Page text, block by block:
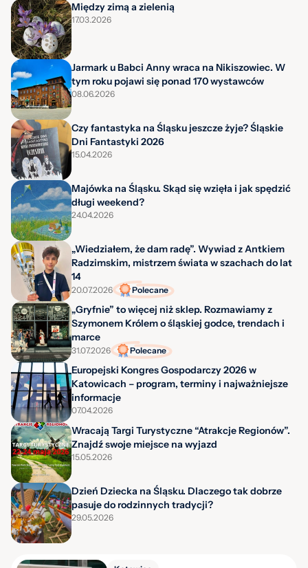
Między zimą a zielenią
17.03.2026
Jarmark u Babci Anny wraca na Nikiszowiec. W
tym roku pojawi się ponad 170 wystawców
08.06.2026
Czy fantastyka na Śląsku jeszcze żyje? Śląskie
Dni Fantastyki 2026
15.04.2026
Majówka na Śląsku. Skąd się wzięła i jak spędzić
długi weekend?
24.04.2026
„Wiedziałem, że dam radę”. Wywiad z Antkiem
Radzimskim, mistrzem świata w szachach do lat
14
20.07.2026 Polecane
„Gryfnie” to więcej niż sklep. Rozmawiamy z
Szymonem Królem o śląskiej godce, trendach i
marce
31.07.2026 Polecane
Europejski Kongres Gospodarczy 2026 w
Katowicach – program, terminy i najważniejsze
informacje
07.04.2026
Wracają Targi Turystyczne “Atrakcje Regionów”.
Znajdź swoje miejsce na wyjazd
15.05.2026
Dzień Dziecka na Śląsku. Dlaczego tak dobrze
pasuje do rodzinnych tradycji?
29.05.2026